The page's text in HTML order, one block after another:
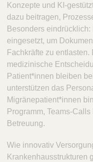
Konzepte und KI-
dazu beitragen,
Besonders
eingesetzt, um
Fachkräfte zu
medizinische
Patient*innen bleiben
unterstützen das
Migränepatient*innen
Programm, Teams-
Betreuung.
Wie innovativ
Krankenhausstrukturen